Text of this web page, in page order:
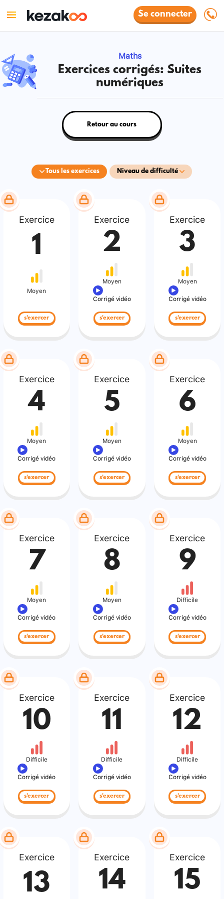
Se connecter
Maths
Exercices corrigés: Suites
numériques
Tous les exercices Niveau de difficulté
Retour au cours
Exercice
1
Moyen
s'exercer
Exercice
2
Moyen
Corrigé vidéo
s'exercer
Exercice
3
Moyen
Corrigé vidéo
s'exercer
Exercice
4
Moyen
Corrigé vidéo
s'exercer
Exercice
5
Moyen
Corrigé vidéo
s'exercer
Exercice
6
Moyen
Corrigé vidéo
s'exercer
Exercice
7
Moyen
Corrigé vidéo
s'exercer
Exercice
8
Moyen
Corrigé vidéo
s'exercer
Exercice
9
Difficile
Corrigé vidéo
s'exercer
Exercice
10
Difficile
Corrigé vidéo
s'exercer
Exercice
11
Difficile
Corrigé vidéo
s'exercer
Exercice
12
Difficile
Corrigé vidéo
s'exercer
Exercice
13
Exercice
14
Exercice
15